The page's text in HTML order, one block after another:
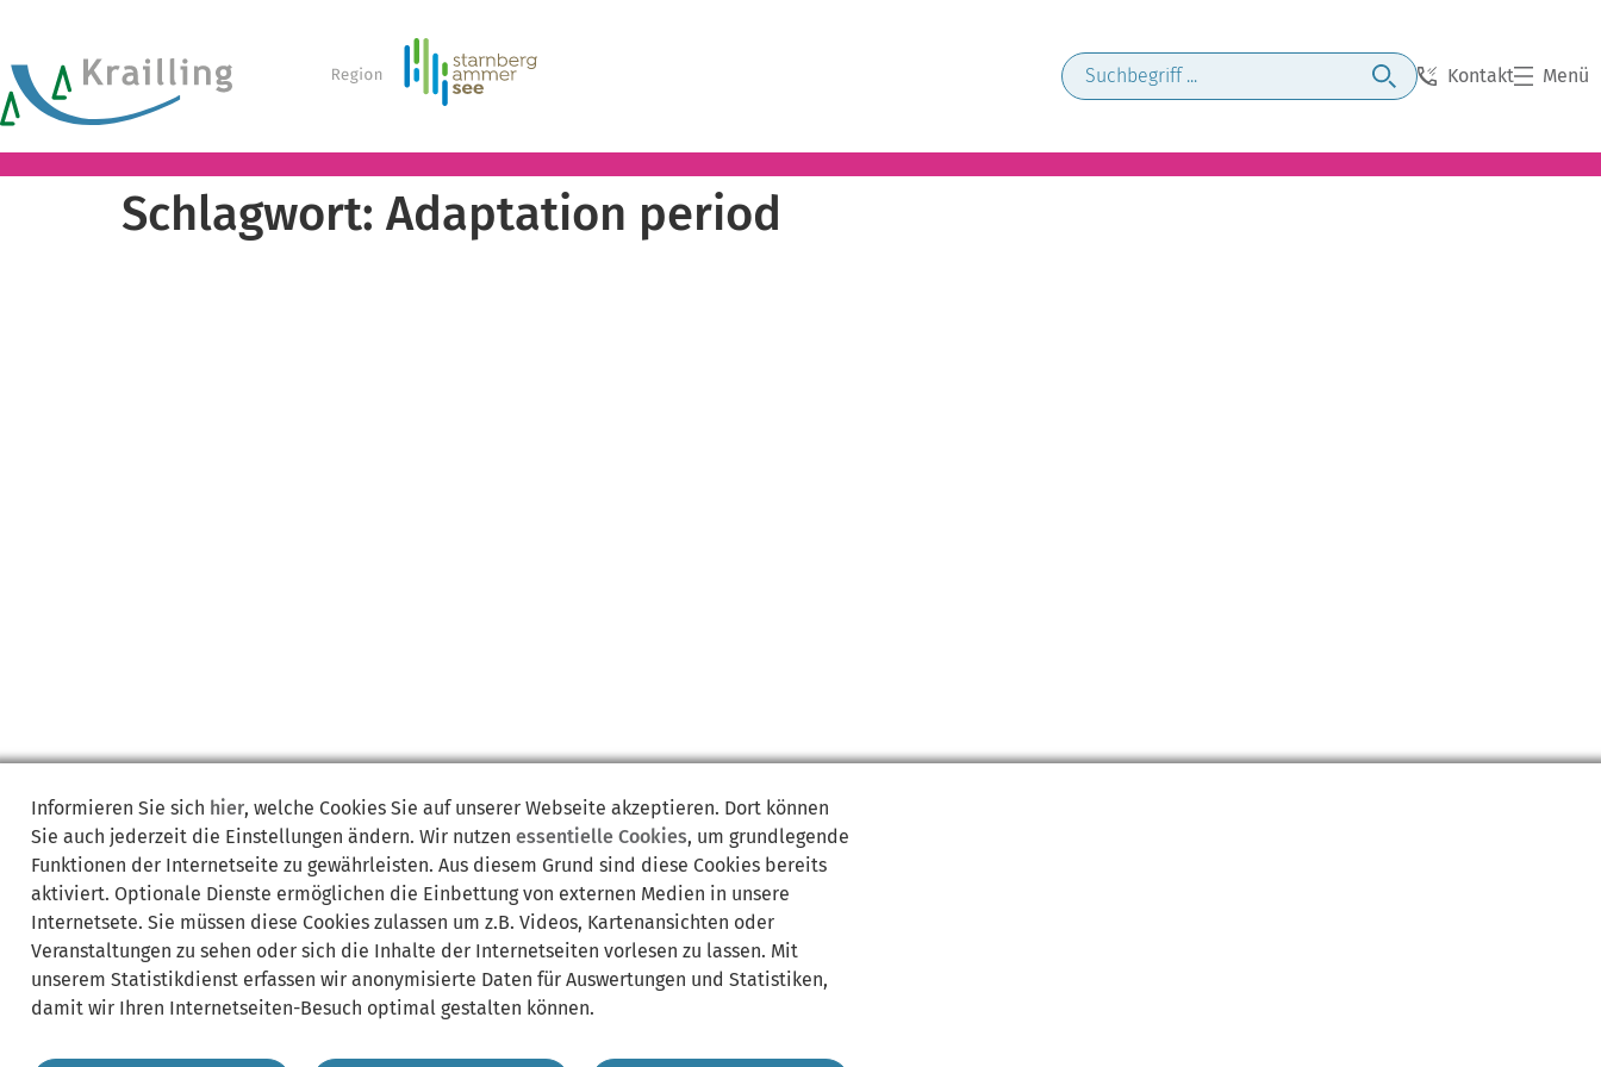
Kontakt Menü
Schlagwort: Adaptation period
Informieren Sie sich hier, welche Cookies Sie auf unserer Webseite akzeptieren. Dort können
Sie auch jederzeit die Einstellungen ändern. Wir nutzen essentielle Cookies, um grundlegende
Funktionen der Internetseite zu gewährleisten. Aus diesem Grund sind diese Cookies bereits
aktiviert. Optionale Dienste ermöglichen die Einbettung von externen Medien in unsere
Internetsete. Sie müssen diese Cookies zulassen um z.B. Videos, Kartenansichten oder
Veranstaltungen zu sehen oder sich die Inhalte der Internetseiten vorlesen zu lassen. Mit
unserem Statistikdienst erfassen wir anonymisierte Daten für Auswertungen und Statistiken,
damit wir Ihren Internetseiten-Besuch optimal gestalten können.